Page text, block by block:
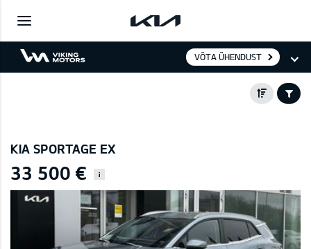
VÕTA ÜHENDUST
KIA SPORTAGE EX
33 500 € i